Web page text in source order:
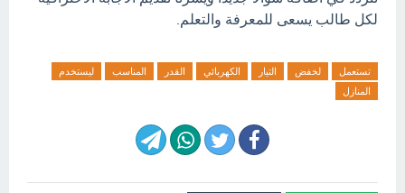
لكل طالب يسعى للمعرفة والتعلم.
تستعمل لخفض التيار الكهربائي القدر المناسب
ليستخدم
المنازل